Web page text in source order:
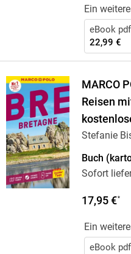
Ein
eBook pdf
22,99 €
MARCO
Reisen
Stefanie
Buch
Sofort
17,95 €*
Ein
eBook pdf